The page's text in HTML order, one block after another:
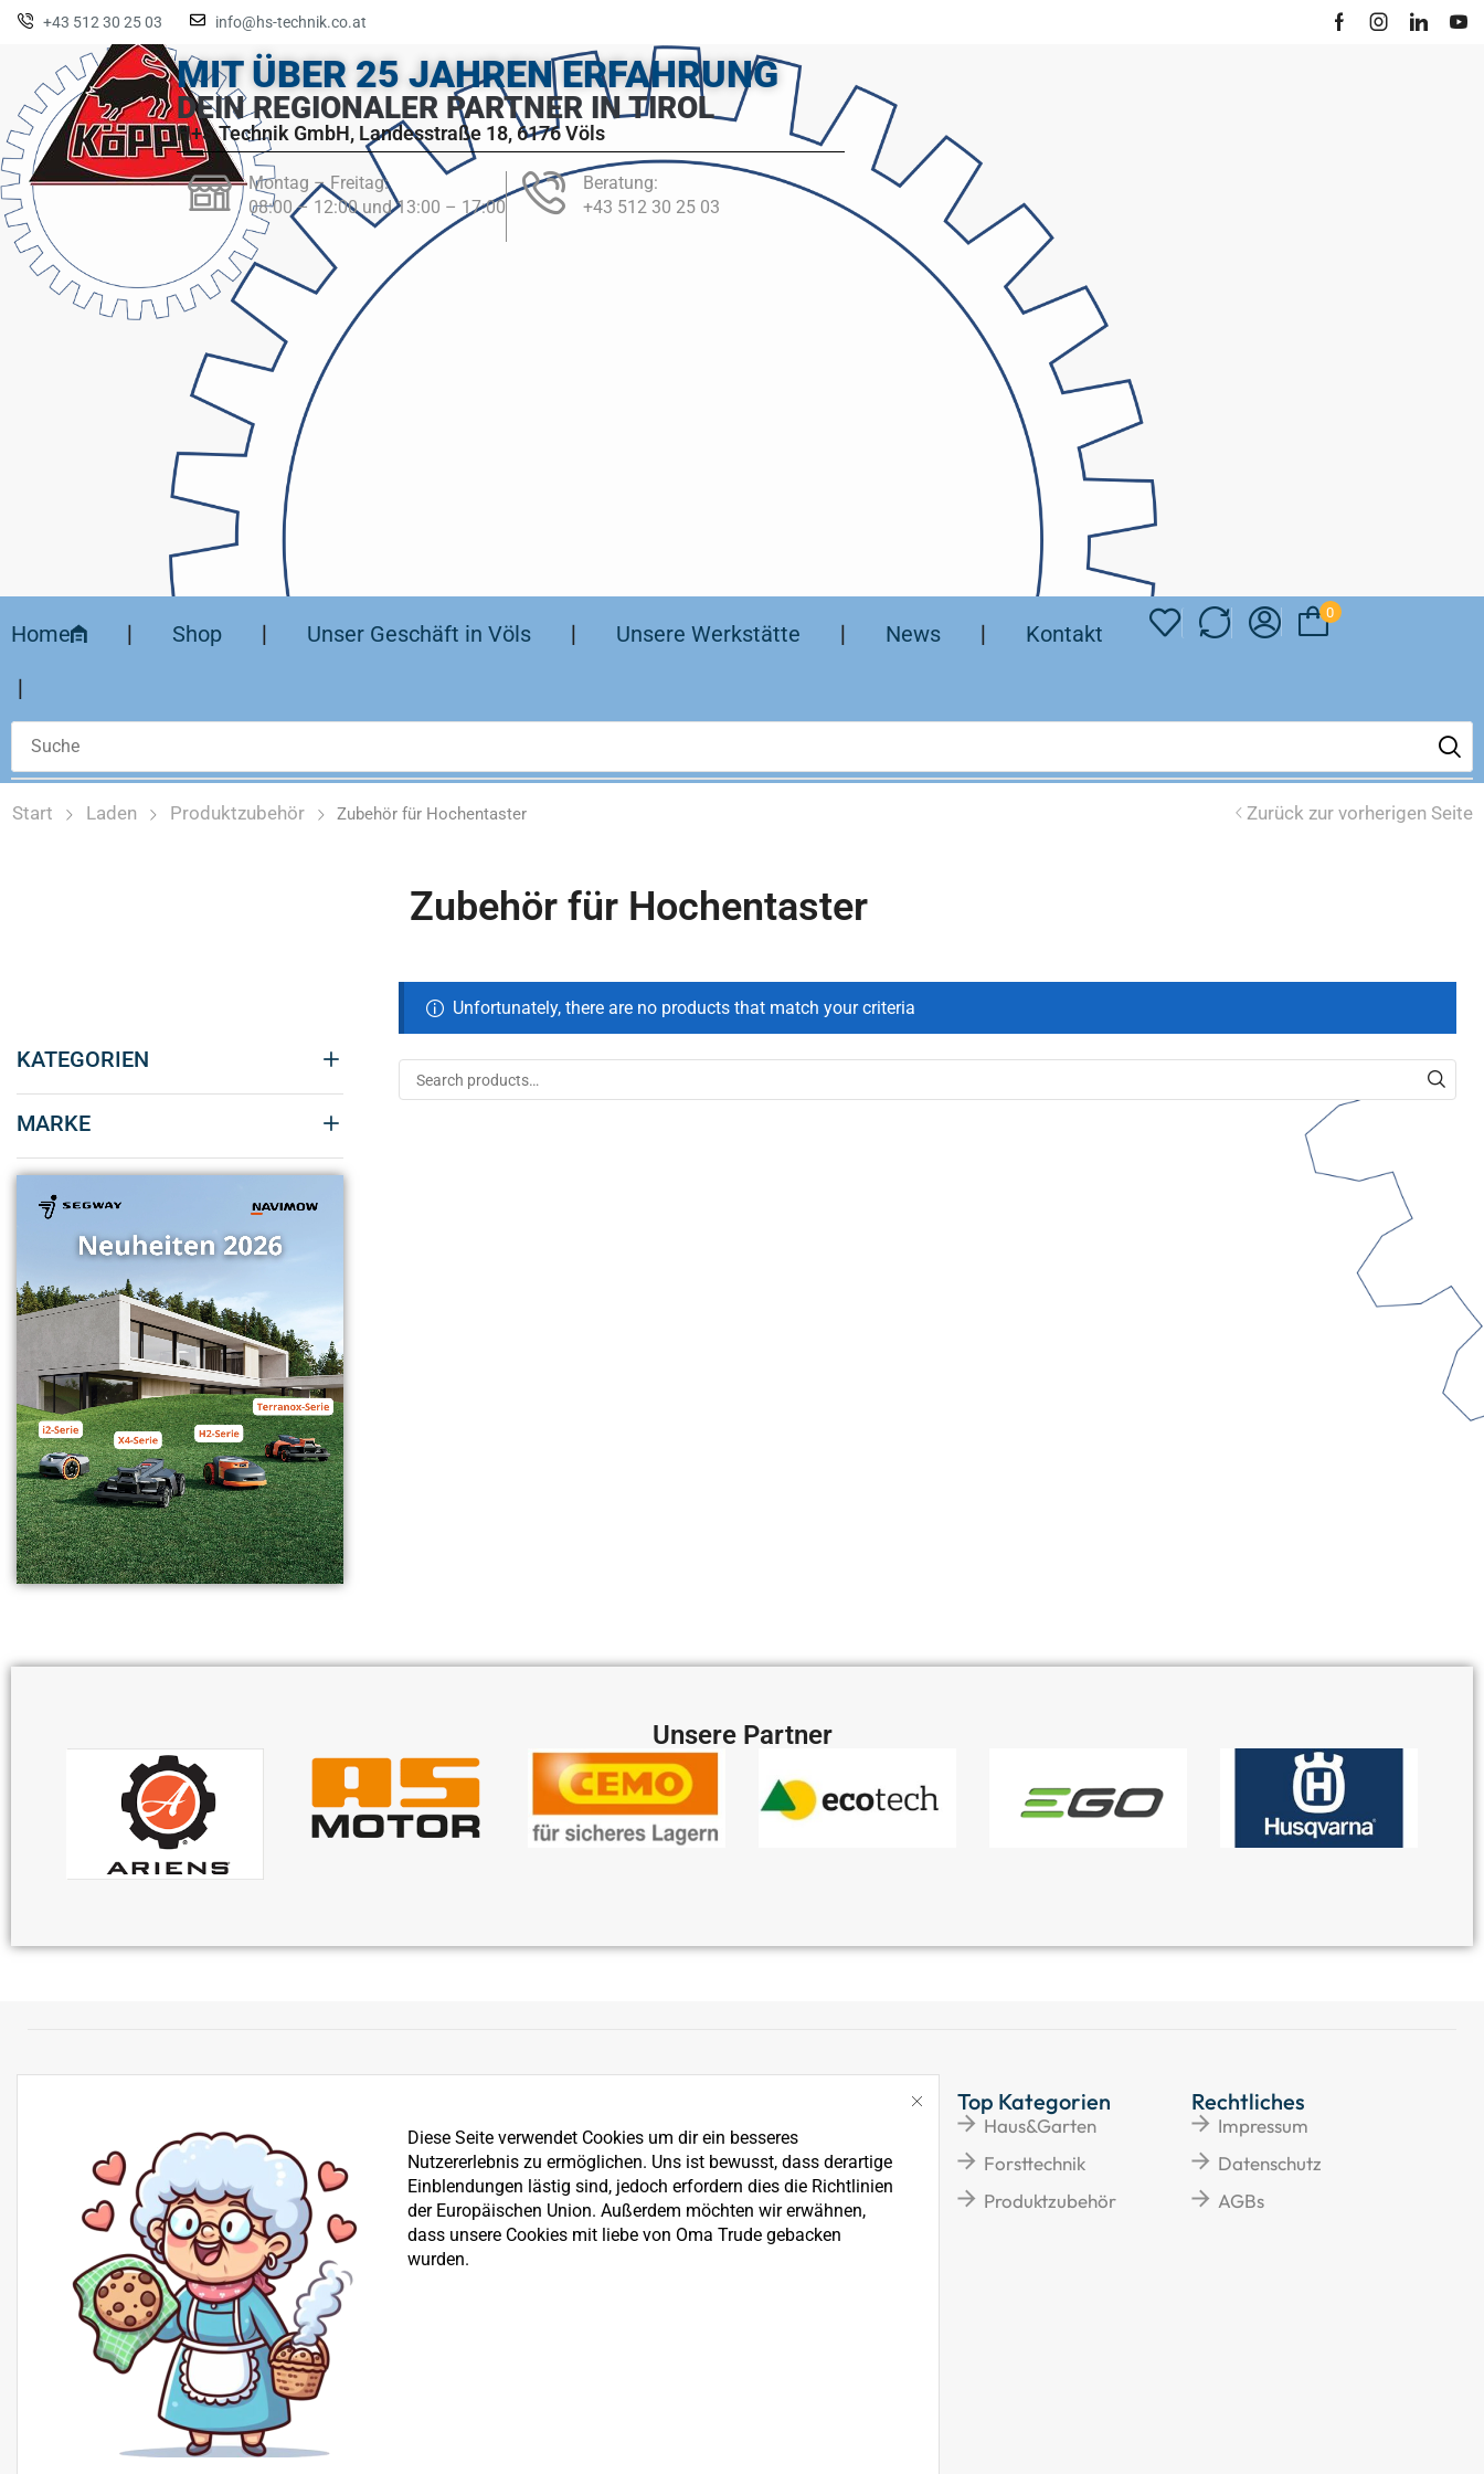
+43 512 30 25 03 info@hs-technik.co.at
MIT ÜBER 25 JAHREN ERFAHRUNG
DEIN REGIONALER PARTNER IN TIROL
H+S Technik GmbH, Landesstraße 18, 6176 Völs
Montag – Freitag:
08:00 – 12:00 und 13:00 – 17:00
Beratung:
+43 512 30 25 03
Home ❘ Shop ❘ Unser Geschäft in Völs ❘ Unsere Werkstätte ❘ News ❘ Kontakt
❘
0
Start Laden Produktzubehör Zubehör für Hochentaster Zurück zur vorherigen Seite
KATEGORIEN
MARKE
Zubehör für Hochentaster
Unfortunately, there are no products that match your criteria
Unsere Partner
Diese Seite verwendet Cookies um dir ein besseres
Nutzererlebnis zu ermöglichen. Uns ist bewusst, dass derartige
Einblendungen lästig sind, jedoch erfordern dies die Richtlinien
der Europäischen Union. Außerdem möchten wir erwähnen,
dass unsere Cookies mit liebe von Oma Trude gebacken
wurden.
Bereits seit über 25 Jahren befassen wir uns mit dem Verkauf, der Wartung und
der Reparatur von Garten-, Winter- und Kommunalgeräten.
+43 512 30 25 03
H+S Technik GmbH, Landesstraße 18, 6176 Völs
News
Kontakt
Top Kategorien
Haus&Garten
Forsttechnik
Produktzubehör
Rechtliches
Impressum
Datenschutz
AGBs